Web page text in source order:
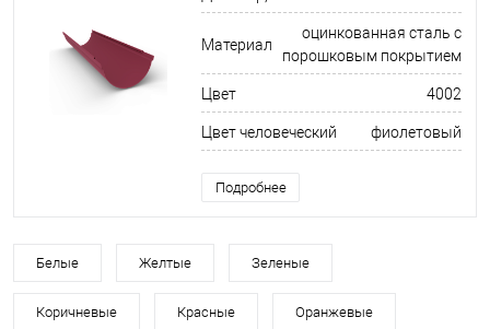
Материал
оцинкованная сталь с
порошковым покрытием
Цвет 4002
Цвет человеческий фиолетовый
Подробнее
Белые Желтые Зеленые
Коричневые Красные Оранжевые